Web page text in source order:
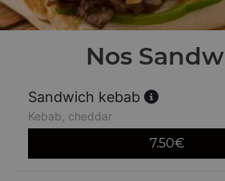
Nos
Sandwich kebab
Kebab, cheddar
7.50€